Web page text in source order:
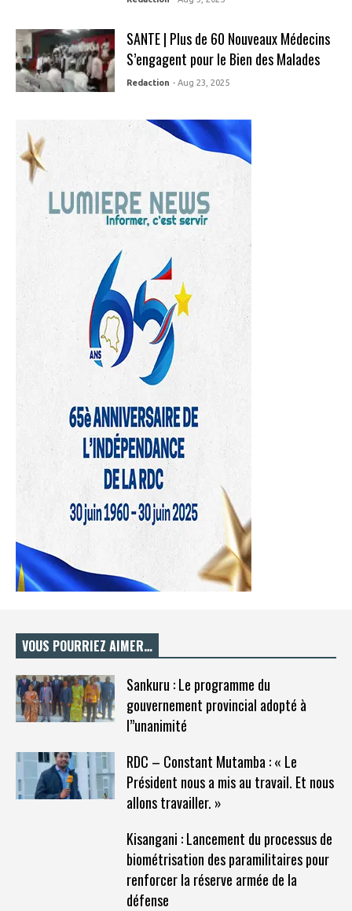
SANTE | Plus de 60 Nouveaux Médecins
S’engagent pour le Bien des Malades
Redaction - Aug 23, 2025
VOUS POURRIEZ AIMER…
Sankuru : Le programme du
gouvernement provincial adopté à
l”unanimité
RDC – Constant Mutamba : « Le
Président nous a mis au travail. Et nous
allons travailler. »
Kisangani : Lancement du processus de
biométrisation des paramilitaires pour
renforcer la réserve armée de la
défense